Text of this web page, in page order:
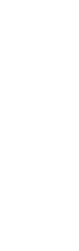
line-items